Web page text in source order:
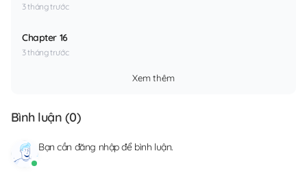
3 tháng trước
Chapter 16
3 tháng trước
Xem thêm
Bình luận (0)
Bạn cần đăng nhậpđể bình luận.